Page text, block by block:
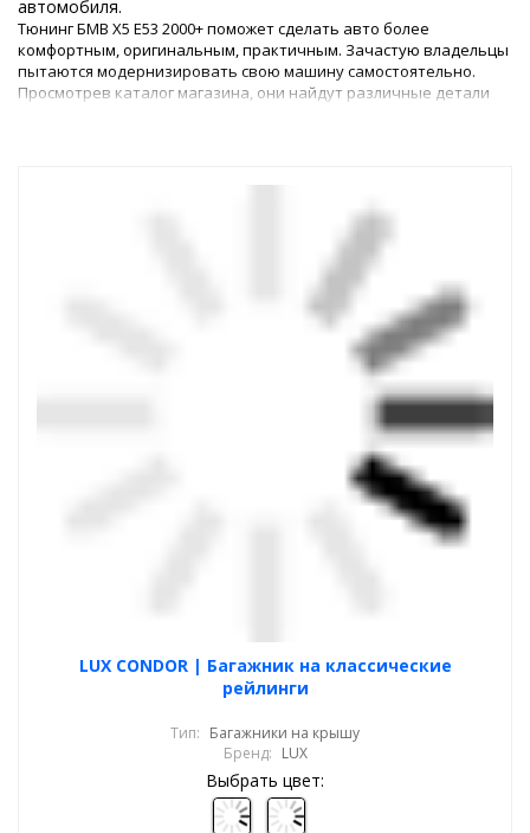
автомобиля.
Тюнинг БМВ Х5 Е53 2000+ поможет сделать авто более
комфортным, оригинальным, практичным. Зачастую владельцы
пытаются модернизировать свою машину самостоятельно.
Просмотрев каталог магазина, они найдут различные детали
LUX CONDOR | Багажник на классические
рейлинги
Тип: Багажники на крышу
Бренд: LUX
Выбрать цвет: